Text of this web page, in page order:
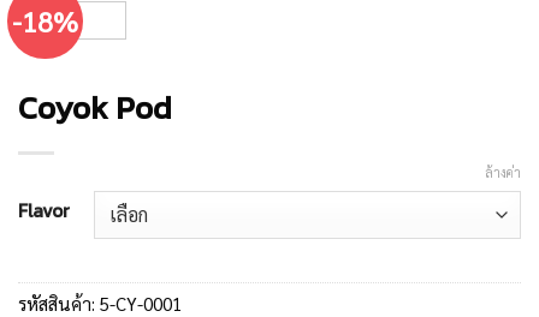
-18%
Coyok Pod
Flavor
ล้างค่า
รหัสสินค้า: 5-CY-0001